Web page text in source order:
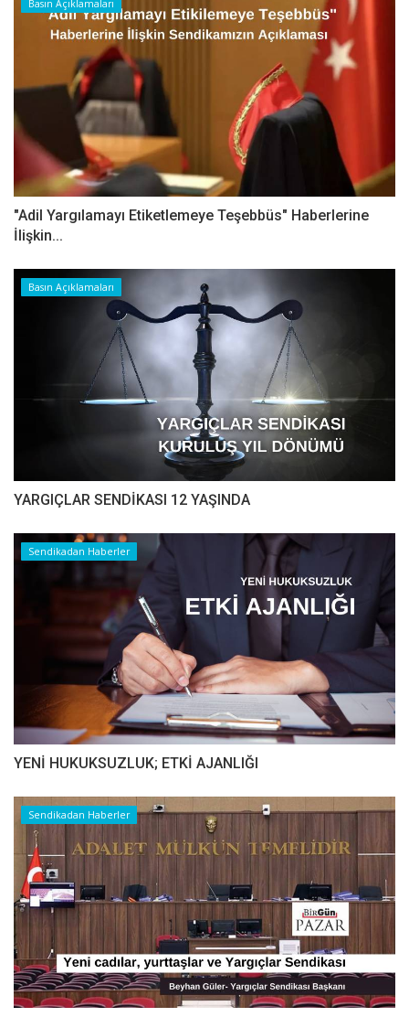
Basın Açıklamaları
"Adil Yargılamayı Etiketlemeye Teşebbüs" Haberlerine
İlişkin...
Basın Açıklamaları
YARGIÇLAR SENDİKASI 12 YAŞINDA
Sendikadan Haberler
YENİ HUKUKSUZLUK; ETKİ AJANLIĞI
Sendikadan Haberler